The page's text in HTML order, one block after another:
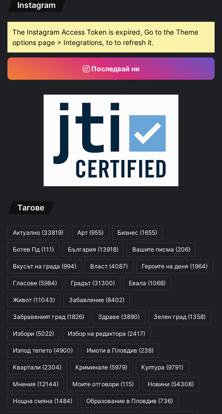
Instagram
The Instagram Access Token is expired, Go to the Theme
options page > Integrations, to to refresh it.
Последвай ни
Тагове
Актуално (33819) Арт (955) Бизнес (1655)
Ботев Пд (111) България (13918) Вашите писма (206)
Вкусът на града (994) Власт (4087) Героите на деня (1964)
Гласове (5984) Градът (31300) Евала (1068)
Живот (11043) Забавление (8402)
Забравеният град (1826) Здраве (3890) Зелен град (1358)
Избори (5022) Избор на редактора (2417)
Изпод тепето (4900) Имоти в Пловдив (238)
Квартали (2304) Криминале (5979) Култура (9791)
Мнения (12144) Моите отговори (115) Новини (54308)
Нощна смяна (1484) Образование в Пловдив (736)